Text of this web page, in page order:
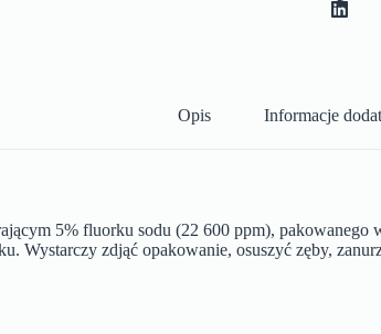
Opis Informacje
5% fluorku sodu (22 600 ppm),
Wystarczy zdjąć opakowanie, osuszyć zęby,